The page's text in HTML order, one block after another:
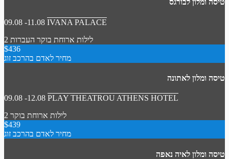
טיסה ומלון לבורגס
09.08 -11.08 IVANA PALACE
2 לילות ארוחת בוקר העברות
$436
מחיר לאדם בהרכב זוג
טיסה ומלון לאתונה
09.08 -12.08 PLAY THEATROU ATHENS HOTEL
2 לילות ארוחת בוקר
$439
מחיר לאדם בהרכב זוג
טיסה ומלון לאיה נאפה